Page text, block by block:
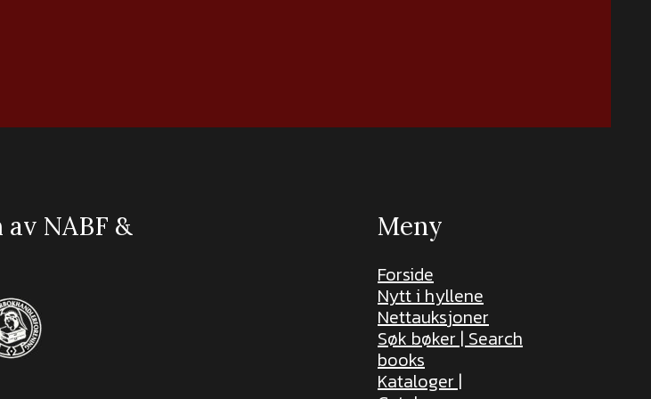
NABF &
Meny
Forside
Nytt i hyllene
Nettauksjoner
Søk bøker | Search
books
Kataloger |